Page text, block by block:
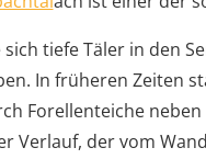
tiefe Täler in den
In früheren Zeiten
Forellenteiche neben
Verlauf, der vom